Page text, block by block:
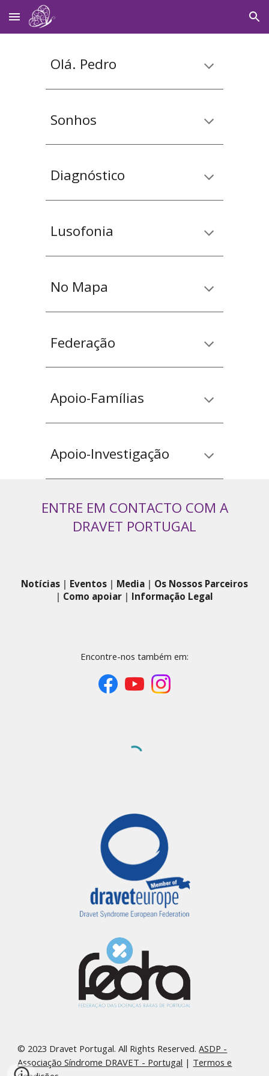
Skip to main content Skip to navigation
Olá. Pedro
Sonhos
Diagnóstico
Lusofonia
No Mapa
Federação
Apoio-Famílias
Apoio-Investigação
ENTRE EM CONTACTO COM A
DRAVET PORTUGAL
Notícias | Eventos | Media | Os Nossos Parceiros
| Como apoiar | Informação Legal
Encontre-nos também em:
© 2023 Dravet Portugal. All Rights Reserved.ASDP -
Associação Síndrome DRAVET - Portugal | Termos e